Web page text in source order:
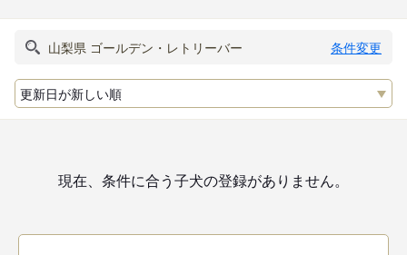
条件変更
現在、条件に合う子犬の登録がありません。